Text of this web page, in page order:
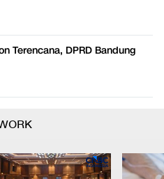
Terencana, DPRD Bandung